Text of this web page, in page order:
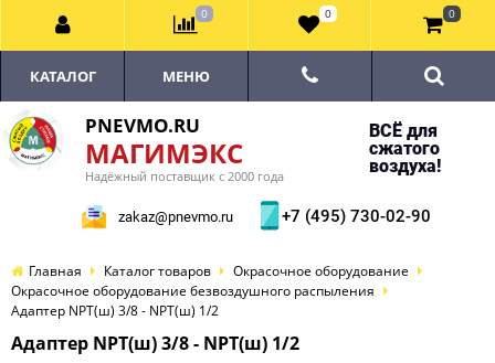
PNEVMO.RU
МАГИМЭКС
Надёжный поставщик с 2000 года
ВСЁ для
сжатого
воздуха!
zakaz@pnevmo.ru +7 (495) 730-02-90
КАТАЛОГ МЕНЮ
Главная Каталог товаров
Окрасочное оборудование
Окрасочное оборудование безвоздушного распыления
Адаптер NPT(ш) 3/8 - NPT(ш) 1/2
Адаптер NPT(ш) 3/8 - NPT(ш) 1/2
0 0 0